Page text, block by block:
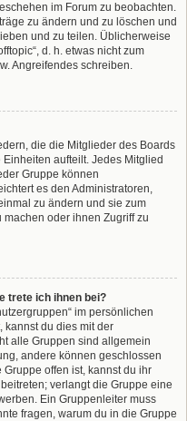
im Forum zu beobachten.
zu ändern und zu löschen und
und zu teilen. Üblicherweise
d. h. etwas nicht zum
Angreifendes schreiben.
die die Mitglieder des Boards
aufteilt. Jedes Mitglied
Gruppe können
es den Administratoren,
zu ändern und sie zum
oder ihnen Zugriff zu
trete ich ihnen bei?
im persönlichen
kannst du dies mit der
alle Gruppen sind allgemein
andere können geschlossen
offen ist, kannst du ihr
verlangt die Gruppe eine
Ein Gruppenleiter muss
fragen, warum du in die Gruppe